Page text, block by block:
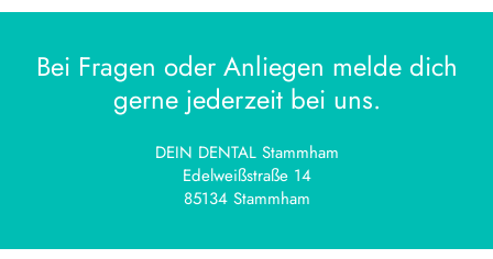
Bei Fragen oder Anliegen melde dich
gerne jederzeit bei uns.
DEIN DENTAL Stammham
Edelweißstraße 14
85134 Stammham